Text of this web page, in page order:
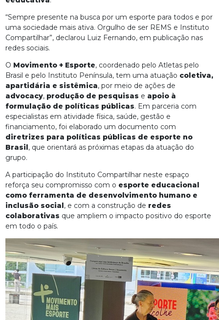
“Sempre presente na busca por um esporte para todos e por
uma sociedade mais ativa. Orgulho de ser REMS e Instituto
Compartilhar”, declarou Luiz Fernando, em publicação nas
redes sociais.
O Movimento + Esporte, coordenado pelo Atletas pelo
Brasil e pelo Instituto Península, tem uma atuação coletiva,
apartidária e sistêmica, por meio de ações de
advocacy, produção de pesquisas e apoio à
formulação de políticas públicas. Em parceria com
especialistas em atividade física, saúde, gestão e
financiamento, foi elaborado um documento com
diretrizes para políticas públicas de esporte no
Brasil, que orientará as próximas etapas da atuação do
grupo.
A participação do Instituto Compartilhar neste espaço
reforça seu compromisso com o esporte educacional
como ferramenta de desenvolvimento humano e
inclusão social, e com a construção de redes
colaborativas que ampliem o impacto positivo do esporte
em todo o país.